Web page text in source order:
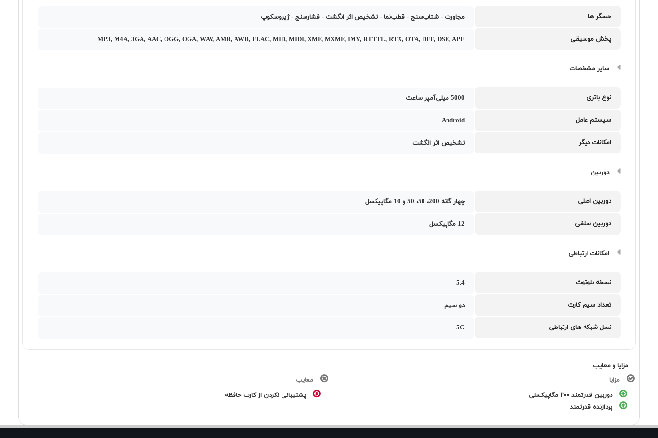
حسگر ها مجاورت - شتاب‌سنج - قطب‌نما - تشخیص اثر انگشت - فشارسنج - ژیروسکوپ
پخش موسیقی MP3, M4A, 3GA, AAC, OGG, OGA, WAV, AMR, AWB, FLAC, MID, MIDI, XMF, MXMF, IMY, RTTTL, RTX, OTA, DFF, DSF, APE
سایر مشخصات
نوع باتری 5000 میلی‌آمپر ساعت
سیستم عامل Android
امکانات دیگر تشخیص اثر انگشت
دوربین
دوربین اصلی چهار گانه 200، 50، 50 و 10 مگاپیکسل
دوربین سلفی 12 مگاپیکسل
امکانات ارتباطی
نسخه بلوتوث 5.4
تعداد سیم کارت دو سیم
نسل شبکه های ارتباطی 5G
مزایا و معایب
مزایا
دوربین قدرتمند ۲۰۰ مگاپیکسلی
پردازنده قدرتمند
معایب
پشتیبانی نکردن از کارت حافظه